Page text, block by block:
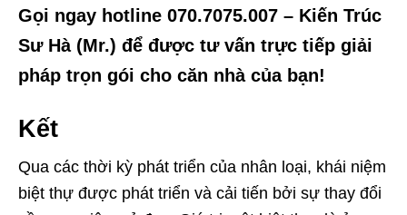
Gọi ngay hotline 070.7075.007 – Kiến Trúc
Sư Hà (Mr.) để được tư vấn trực tiếp giải
pháp trọn gói cho căn nhà của bạn!
Kết
Qua các thời kỳ phát triển của nhân loại, khái niệm
biệt thự được phát triển và cải tiến bởi sự thay đổi